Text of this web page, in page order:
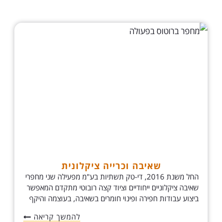
שאיבה וכרייה ציקלונית
החל משנת 2016, די-טק תשתיות בע"מ מפעילה שני מחפרי
שאיבה ציקלוניים ייחודיים וציוד קצה רובוטי מתקדם המאפשר
ביצוע עבודות חפירה ופינוי חומרים בשאיבה, בעוצמה והיקף
להמשך קריאה